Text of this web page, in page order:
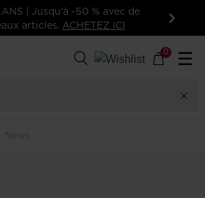
| Jusqu’à -50 % avec de
articles. ACHETEZ ICI
0 ☰
News